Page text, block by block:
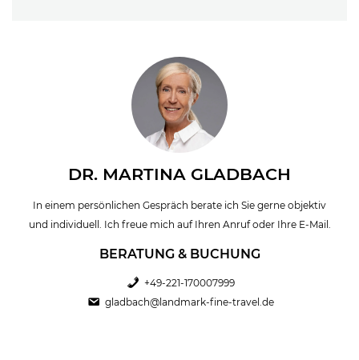
DR. MARTINA GLADBACH
In einem persönlichen Gespräch berate ich Sie gerne objektiv
und individuell. Ich freue mich auf Ihren Anruf oder Ihre E-Mail.
BERATUNG & BUCHUNG
+49-221-170007999
gladbach@landmark-fine-travel.de